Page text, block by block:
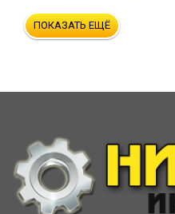
ПОКАЗАТЬ ЕЩЁ